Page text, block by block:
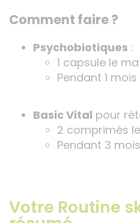
Comment faire ?
Psychobiotiques :
1 capsule le
Pendant 1 mois
Basic Vital pour
2 comprimés
Pendant 3 mois
Votre Routine